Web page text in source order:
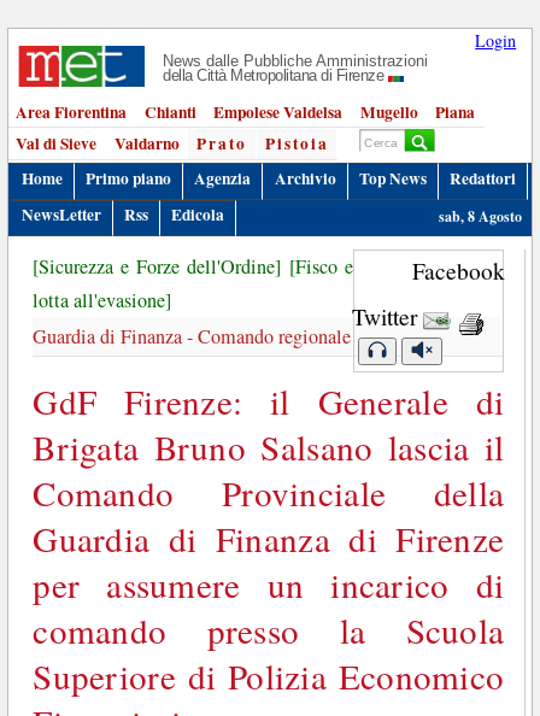
Login
News dalle Pubbliche Amministrazioni
della Città Metropolitana di Firenze
Area Fiorentina Chianti Empolese Valdelsa Mugello
Piana
Val di Sieve
Valdarno Prato
Pistoia
Home
Primo piano Agenzia Archivio Top News
Redattori
NewsLetter
Rss Edicola sab, 8 Agosto
Facebook
Twitter
[Sicurezza e Forze dell'Ordine] [Fisco e
lotta all'evasione]
Guardia di Finanza - Comando regionale
GdF Firenze: il Generale di
Brigata Bruno Salsano lascia il
Comando Provinciale della
Guardia di Finanza di Firenze
per assumere un incarico di
comando presso la Scuola
Superiore di Polizia Economico